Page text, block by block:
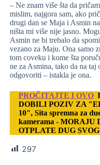
– Ne znam više šta da
mislim, najgora sam, ako
drugi dan se Maja i Asmin
ništa mi više nije jasno.
Asmin ne bi trebalo da
vezano za Maju. Ona samo
tom coveku i kome šta
ne za Asmina, tako da na
odgovoriti – istakla je ona.
PROČITAJTE I OVO
DOBILI POZIV ZA
10", Sita spremna za
kamerama - MORAJU
OTPLATE DUG
297